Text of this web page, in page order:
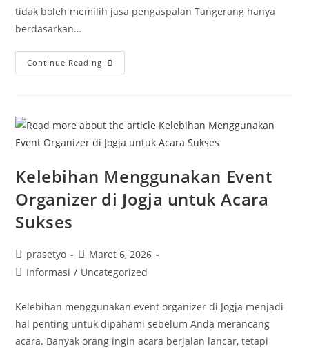
tidak boleh memilih jasa pengaspalan Tangerang hanya
berdasarkan…
Continue Reading Kontraktor
Pengaspalan
Lengkap
Memilih
Jasa
Aspal
Tepat
Kelebihan Menggunakan Event
Organizer di Jogja untuk Acara
Sukses
Post
author:
prasetyo
Post
published:
Maret 6, 2026
PostInformasi / Uncategorized
Kelebihan menggunakan event organizer di Jogja menjadi
hal penting untuk dipahami sebelum Anda merancang
acara. Banyak orang ingin acara berjalan lancar, tetapi